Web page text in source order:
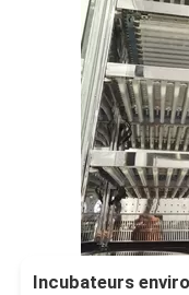
Incubateurs